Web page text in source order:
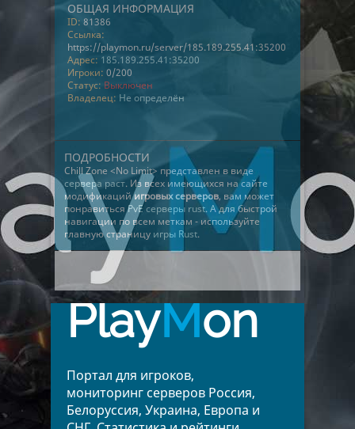
ОБЩАЯ ИНФОРМАЦИЯ
ID: 81386
Ссылка:
https://playmon.ru/server/185.189.255.41:35200
Адрес: 185.189.255.41:35200
Игроки: 0/200
Статус: Выключен
Владелец: Не определён
ПОДРОБНОСТИ
Chill Zone <No Limit> представлен в виде
сервера раст. Из всех имеющихся на сайте
модификацийигровых серверов, вам может
понравитьсяPvE серверы rust. А для быстрой
навигации по всем меткам - используйте
главную страницу игры Rust.
PlayMon
Портал для игроков,
мониторинг серверов Россия,
Белоруссия, Украина, Европа и